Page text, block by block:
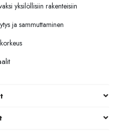
yksilöllisiin rakenteisiin
ja sammuttaminen